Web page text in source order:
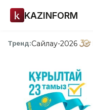
KAZINFORM
Тренд:Сайлау-2026